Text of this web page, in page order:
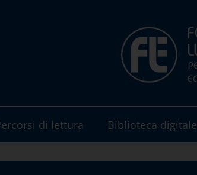
di lettura Biblioteca digitale